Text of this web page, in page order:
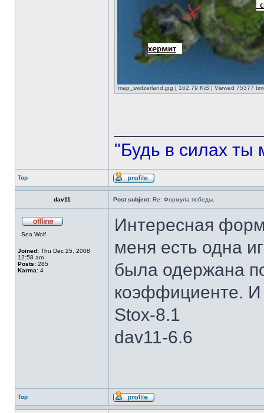
map_switzerland.jpg [ 162.79 KiB | Viewed 75377
"Будь в силах ты
Top
dav11 Post subject: Re: Формула победы.
Sea Wolf
Joined: Thu Dec 25, 2008
12:58 am
Posts: 285
Karma: 4
Интересная
меня есть одна
была одержана
коэффициенте. И
Stox-8.1
dav11-6.6
Top